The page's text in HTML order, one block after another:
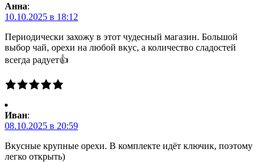
Анна:
10.10.2025 в 18:12
Периодически захожу в этот чудесный магазин. Большой
выбор чай, орехи на любой вкус, а количество сладостей
всегда радует👍
Иван:
08.10.2025 в 20:59
Вкусные крупные орехи. В комплекте идёт ключик, поэтому
легко открыть)